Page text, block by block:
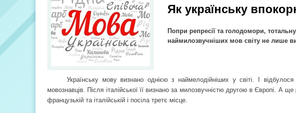
Як українську
Попри репресії та голодомори,
наймилозвучніших мов світу не лише
Українську мову визнано однією з наймелодійніших у світі. І
мовознавців. Після італійської її визнано за милозвучністю другою в Європі. А
французькій та італійській і посіла третє місце.